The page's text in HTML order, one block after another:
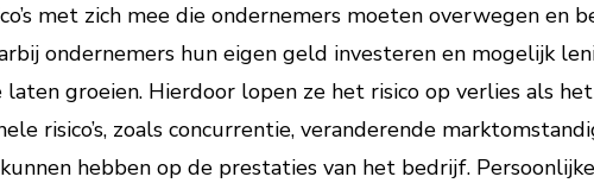
met zich mee die ondernemers moeten overwegen en
ondernemers hun eigen geld investeren en mogelijk
groeien. Hierdoor lopen ze het risico op verlies als
risico’s, zoals concurrentie, veranderende
hebben op de prestaties van het bedrijf.